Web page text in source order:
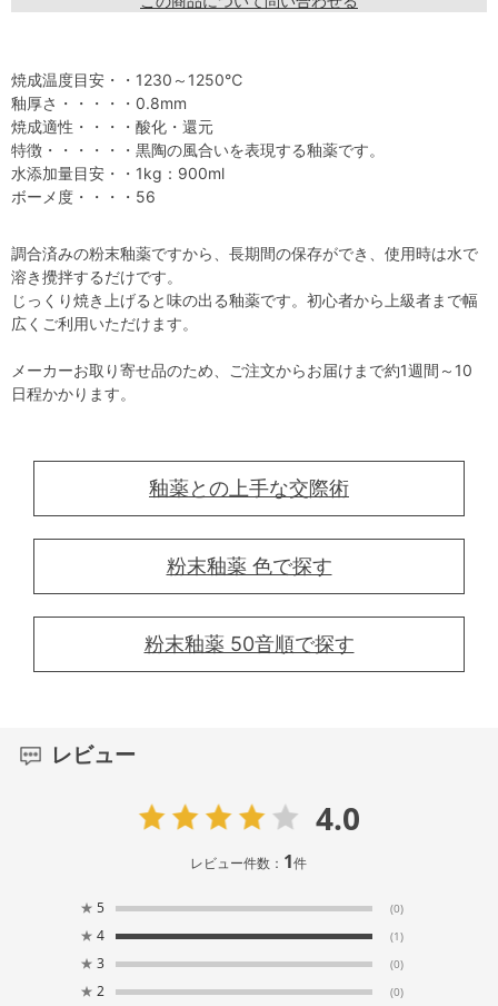
焼成温度目安・・1230～1250℃
釉厚さ・・・・・0.8mm
焼成適性・・・・酸化・還元
特徴・・・・・・黒陶の風合いを表現する釉薬です。
水添加量目安・・1kg：900ml
ボーメ度・・・・56
調合済みの粉末釉薬ですから、長期間の保存ができ、使用時は水で
溶き攪拌するだけです。
じっくり焼き上げると味の出る釉薬です。初心者から上級者まで幅
広くご利用いただけます。
メーカーお取り寄せ品のため、ご注文からお届けまで約1週間～10
日程かかります。
釉薬との上手な交際術
粉末釉薬 色で探す
粉末釉薬 50音順で探す
レビュー
4.0
レビュー件数： 1件
★ 5 (0)
★ 4 (1)
★ 3 (0)
★ 2 (0)